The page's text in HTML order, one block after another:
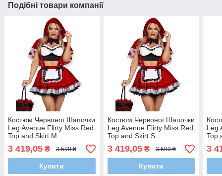
Подібні товари компанії
Костюм Червоної Шапочки
Leg Avenue Flirty Miss Red
Top and Skirt M
3 419,05 ₴ 3 599 ₴
Купити
Костюм Червоної Шапочки
Leg Avenue Flirty Miss Red
Top and Skirt S
3 419,05₴ 3 599 ₴
Купити
Leg
Top
3